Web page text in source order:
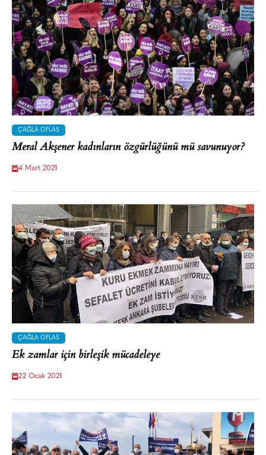
ÇAĞLA OFLAS
Meral Akşener kadınların özgürlüğünü mü savunuyor?
4 Mart 2021
ÇAĞLA OFLAS
Ek zamlar için birleşik mücadeleye
22 Ocak 2021